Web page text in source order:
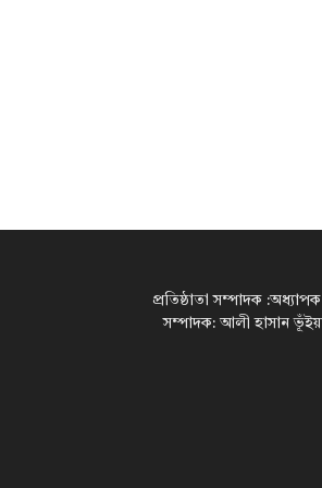
প্রতিষ্ঠাতা সম্পাদক
সম্পাদক: আলী হাসান